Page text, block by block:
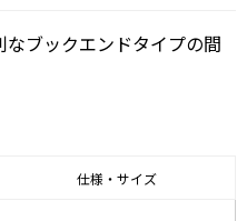
ブックエンドタイプの間
仕様・サイズ